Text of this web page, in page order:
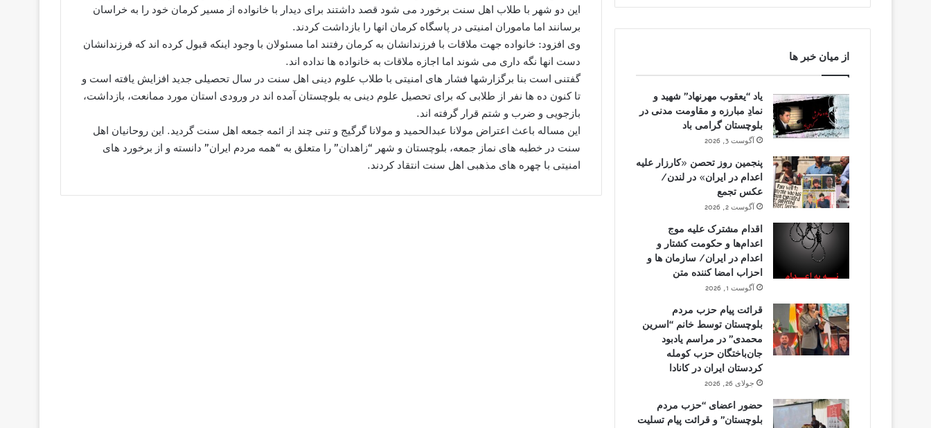
این دو شهر با طلاب اهل سنت برخورد می شود قصد داشتند برای دیدار با خانواده از مسیر کرمان خود را به خراسان
برسانند اما ماموران امنیتی در پاسگاه کرمان انها را بازداشت کردند.
وی افزود: خانواده جهت ملاقات با فرزندانشان به کرمان رفتند اما مسئولان با وجود اینکه قبول کرده اند که فرزندانشان
دست انها نگه داری می شوند اما اجازه ملاقات به خانواده ها نداده اند.
گفتنی است بنا برگزارشها فشار های امنیتی با طلاب علوم دینی اهل سنت در سال تحصیلی جدید افزایش یافته است و
تا کنون ده ها نفر از طلابی که برای تحصیل علوم دینی به بلوچستان آمده اند در ورودی استان مورد ممانعت، بازداشت،
بازجویی و ضرب و شتم قرار گرفته اند.
این مساله باعث اعتراض مولانا عبدالحمید و مولانا گرگیج و تنی چند از ائمه جمعه اهل سنت گردید. این روحانیان اهل
سنت در خطبه های نماز جمعه، بلوچستان و شهر “زاهدان” را متعلق به “همه مردم ایران” دانسته و از برخورد های
امنیتی با چهره های مذهبی اهل سنت انتقاد کردند.
از میان خبر ها
یاد “یعقوب مهرنهاد” شهید و
نمادِ مبارزه و مقاومت مدنی در
بلوچستان گرامی باد
آگوست 3, 2026
پنجمین روز تحصن «کارزار علیه
اعدام در ایران» در لندن/
عکس تجمع
آگوست 2, 2026
اقدام مشترک علیه موج
اعدام‌ها و حکومت کشتار و
اعدام در ایران/ سازمان ها و
احزاب امضا کننده متن
آگوست 1, 2026
قرائت پیام حزب مردم
بلوچستان توسط خانم “اسرین
محمدی” در مراسم یادبود
جان‌باختگان حزب کومله
کردستان ایران در کانادا
جولای 26, 2026
حضور اعضای “حزب مردم
بلوچستان” و قرائت پیام تسلیت